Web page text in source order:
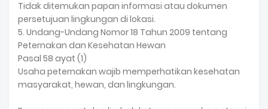
Tidak ditemukan papan informasi atau dokumen
persetujuan lingkungan di lokasi.
5. Undang-Undang Nomor 18 Tahun 2009 tentang
Peternakan dan Kesehatan Hewan
Pasal 58 ayat (1)
Usaha peternakan wajib memperhatikan kesehatan
masyarakat, hewan, dan lingkungan.